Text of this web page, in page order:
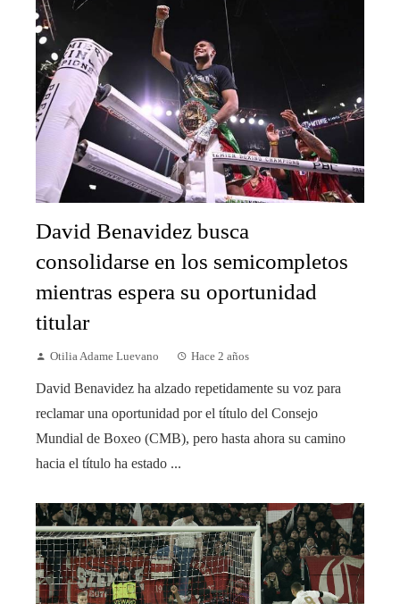
David Benavidez busca
consolidarse en los semicompletos
mientras espera su oportunidad
titular
Otilia Adame Luevano Hace 2 años
David Benavidez ha alzado repetidamente su voz para
reclamar una oportunidad por el título del Consejo
Mundial de Boxeo (CMB), pero hasta ahora su camino
hacia el título ha estado ...